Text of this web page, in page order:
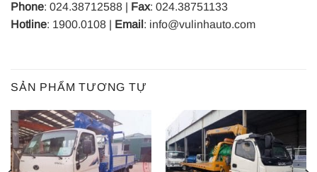
Phone: 024.38712588 | Fax: 024.38751133
Hotline: 1900.0108 | Email : info@vulinhauto.com
SẢN PHẨM TƯƠNG TỰ